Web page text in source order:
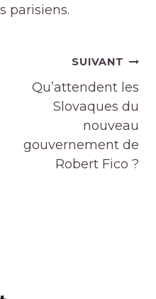
parisiens.
SUIVANT
Qu’attendent les
Slovaques du
nouveau
gouvernement de
Robert Fico ?